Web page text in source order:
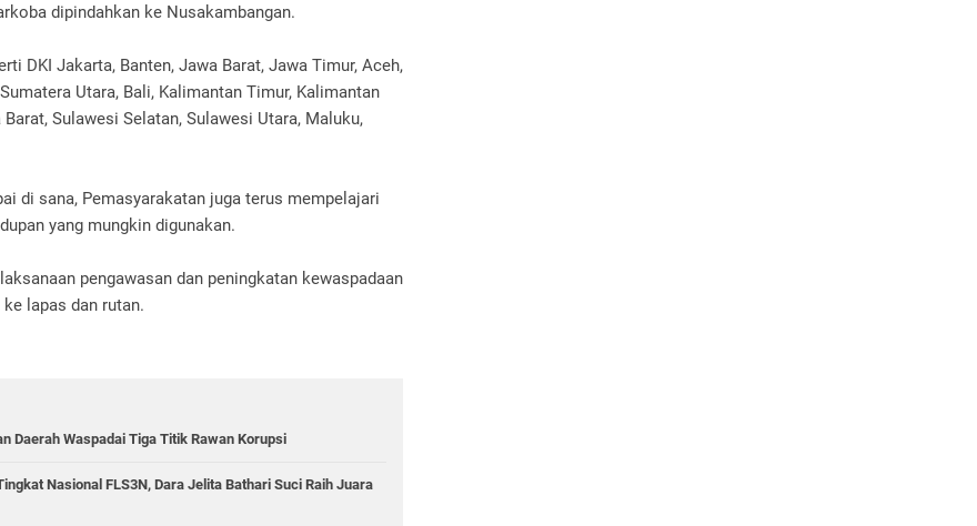
dipindahkan ke Nusakambangan.
DKI Jakarta, Banten, Jawa Barat, Jawa Timur, Aceh,
Utara, Bali, Kalimantan Timur, Kalimantan
Sulawesi Selatan, Sulawesi Utara, Maluku,
di sana, Pemasyarakatan juga terus mempelajari
yang mungkin digunakan.
pengawasan dan peningkatan kewaspadaan
lapas dan rutan.
Daerah Waspadai Tiga Titik Rawan Korupsi
Nasional FLS3N, Dara Jelita Bathari Suci Raih Juara